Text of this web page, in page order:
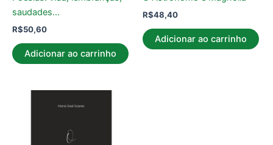
saudades…
R$50,60
Adicionar ao carrinho
R$48,40
Adicionar ao carrinho